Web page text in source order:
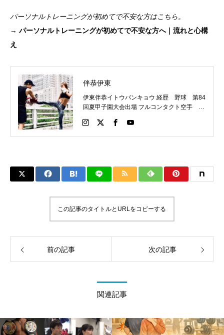
パーソナルトレーニングが初めてで不安な方はこちら。
→ パーソナルトレーニングが初めてで不安な方へ｜流れと心構
え
伴恭伊東
伊東伴恭イトウバンキョウ 経歴 野球 第84
回夏甲子園大会出場 フルコンタクト空手 日
パーライト級新人王 FOKウェルター級王者
WMCライト級日本王者 トレーニング依頼は
この記事のタイトルとURLをコピーする
前の記事 次の記事
関連記事